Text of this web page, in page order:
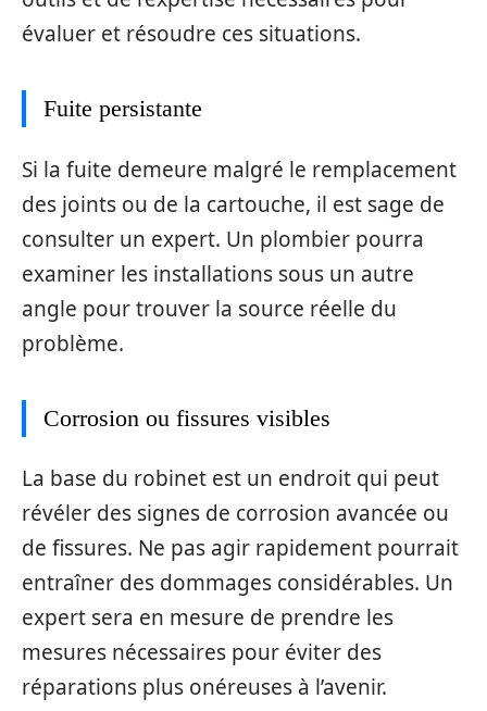
évaluer et résoudre ces situations.
Fuite persistante
Si la fuite demeure malgré le remplacement
des joints ou de la cartouche, il est sage de
consulter un expert. Un plombier pourra
examiner les installations sous un autre
angle pour trouver la source réelle du
problème.
Corrosion ou fissures visibles
La base du robinet est un endroit qui peut
révéler des signes de corrosion avancée ou
de fissures. Ne pas agir rapidement pourrait
entraîner des dommages considérables. Un
expert sera en mesure de prendre les
mesures nécessaires pour éviter des
réparations plus onéreuses à l’avenir.